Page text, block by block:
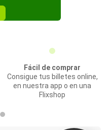
Fácil de comprar
Consigue tus billetes online,
en nuestra app o en una
Flixshop